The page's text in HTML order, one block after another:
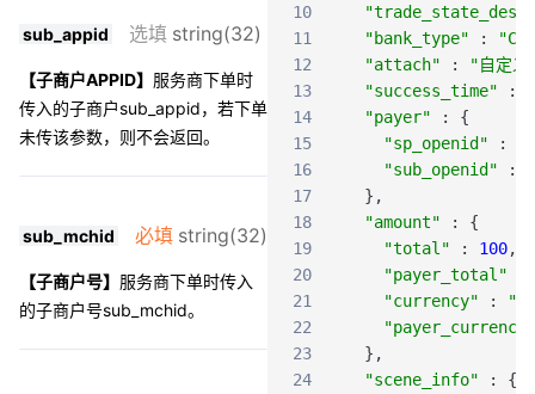
sub_appid 选填 string(32)
【子商户APPID】 服务商下单时
传入的子商户sub_appid，若下单
未传该参数，则不会返回。
sub_mchid 必填 string(32)
【子商户号】 服务商下单时传入
的子商户号sub_mchid。
10
"trade_state_desc"
11
"bank_type" :
12
"attach" :
"自定义
13
"success_time" :
14
"payer" :
{
15
"sp_openid" :
16
"sub_openid" :
17
} ,
18
"amount" :
{
19
"total" : 100,
20
"payer_total"
21
"currency" :
22
"payer_currency"
23
} ,
24
"scene_info" :
{